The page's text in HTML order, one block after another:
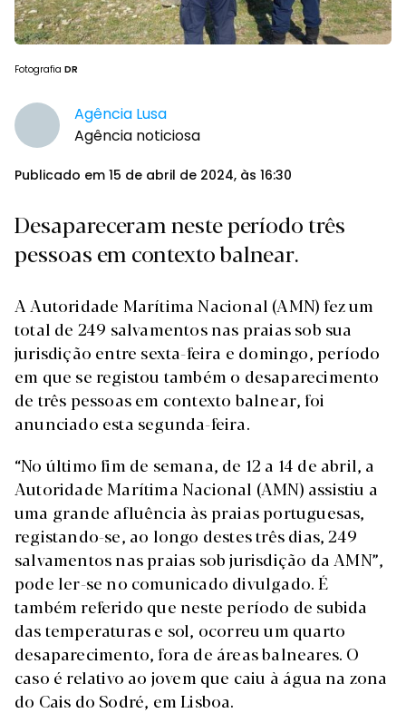
Fotografia DR
Agência Lusa
Agência noticiosa
Publicado em 15 de abril de 2024, às 16:30
Desapareceram neste período três
pessoas em contexto balnear.
A Autoridade Marítima Nacional (AMN) fez um
total de 249 salvamentos nas praias sob sua
jurisdição entre sexta-feira e domingo, período
em que se registou também o desaparecimento
de três pessoas em contexto balnear, foi
anunciado esta segunda-feira.
“No último fim de semana, de 12 a 14 de abril, a
Autoridade Marítima Nacional (AMN) assistiu a
uma grande afluência às praias portuguesas,
registando-se, ao longo destes três dias, 249
salvamentos nas praias sob jurisdição da AMN”,
pode ler-se no comunicado divulgado. É
também referido que neste período de subida
das temperaturas e sol, ocorreu um quarto
desaparecimento, fora de áreas balneares. O
caso é relativo ao jovem que caiu à água na zona
do Cais do Sodré, em Lisboa.